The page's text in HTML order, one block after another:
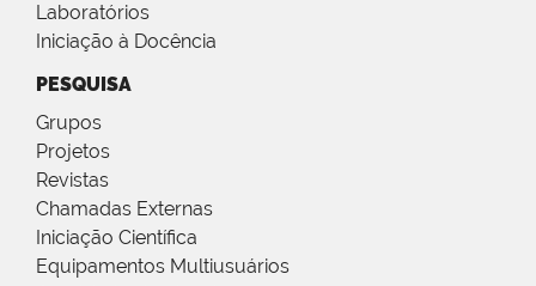
Laboratórios
Iniciação à Docência
PESQUISA
Grupos
Projetos
Revistas
Chamadas Externas
Iniciação Científica
Equipamentos Multiusuários